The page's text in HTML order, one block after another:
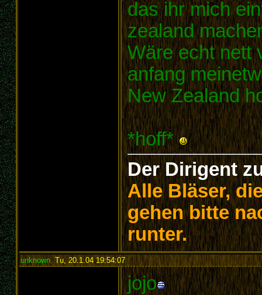
das ihr mich
zealand
Wäre echt nett
anfang
New Zealand
*hoff*
Der Dirigent
Alle Bläser,
gehen bitte
runter.
unknown,Tu, 20.1.04 19:54:07:
jojo